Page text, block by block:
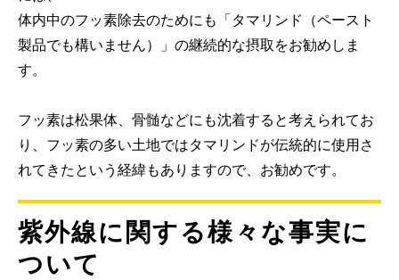
体内中のフッ素除去のためにも「タマリンド（ペースト
製品でも構いません）」の継続的な摂取をお勧めしま
す。
フッ素は松果体、骨髄などにも沈着すると考えられてお
り、フッ素の多い土地ではタマリンドが伝統的に使用さ
れてきたという経緯もありますので、お勧めです。
紫外線に関する様々な事実に
ついて